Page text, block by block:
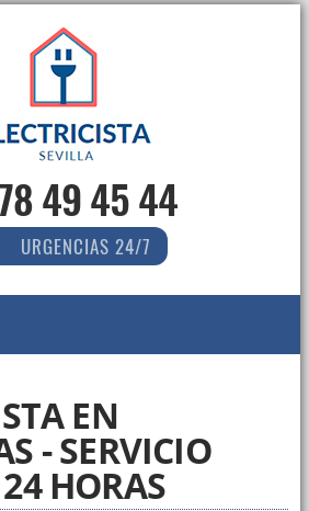
49 45 44
URGENCIAS 24/7
EN
- SERVICIO
HORAS